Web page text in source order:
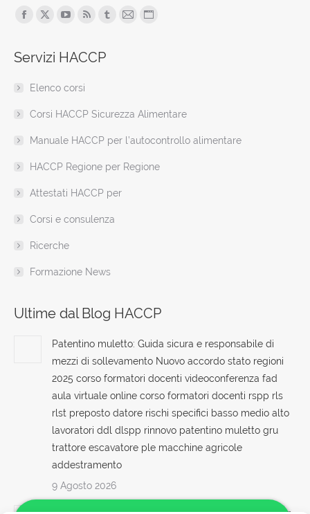
Find us on:
Facebook
opens
new
window
X
opens
new
window
opens
new
window
opens
window
Tumblr
window
Mail
window
Sito
new
Servizi HACCP
Elenco corsi
Corsi HACCP Sicurezza Alimentare
Manuale HACCP per l’autocontrollo alimentare
HACCP Regione per Regione
Attestati HACCP per
Corsi e consulenza
Ricerche
Formazione News
Ultime dal Blog HACCP
Patentino muletto: Guida sicura e responsabile di
mezzi di sollevamento Nuovo accordo stato regioni
2025 corso formatori docenti videoconferenza fad
aula virtuale online corso formatori docenti rspp rls
rlst preposto datore rischi specifici basso medio alto
lavoratori ddl dlspp rinnovo patentino muletto gru
trattore escavatore ple macchine agricole
addestramento
9 Agosto 2026